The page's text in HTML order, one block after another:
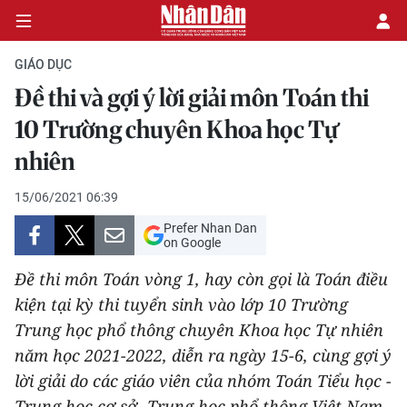
CHÍNH TRỊ
KINH TẾ
VĂN HÓA
XÃ HỘI
PHÁP LUẬT
DU LỊCH
THẾ GIỚI
GIÁO DỤC
Đề thi và gợi ý lời giải môn Toán thi
10 Trường chuyên Khoa học Tự
nhiên
15/06/2021 06:39
Prefer Nhan Dan
on Google
Đề thi môn Toán vòng 1, hay còn gọi là Toán điều
kiện tại kỳ thi tuyển sinh vào lớp 10 Trường
Trung học phổ thông chuyên Khoa học Tự nhiên
năm học 2021-2022, diễn ra ngày 15-6, cùng gợi ý
lời giải do các giáo viên của nhóm Toán Tiểu học -